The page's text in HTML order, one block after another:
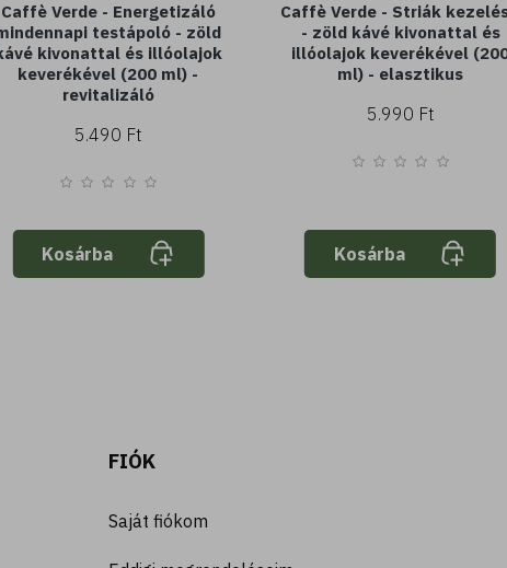
Caffè Verde - Energetizáló
testápoló - zöld
kivonattal és illóolajok
keverékével (200 ml) -
revitalizáló
5.490 Ft
Kosárba
Caffè Verde - Striák
- zöld kávé kivonattal és
illóolajok keverékével
ml) - elasztikus
5.990 Ft
Kosárba
FIÓK
Saját fiókom